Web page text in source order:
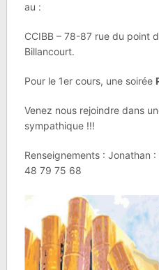
au :
CCIBB – 78-87 rue du point
Billancourt.
Pour le 1er cours, une soirée
Venez nous rejoindre dans
sympathique !!!
Renseignements : Jonathan
48 79 75 68